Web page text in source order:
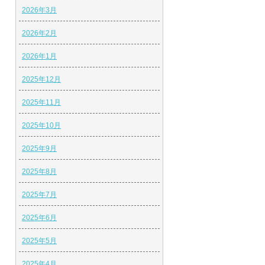
2026年3月
2026年2月
2026年1月
2025年12月
2025年11月
2025年10月
2025年9月
2025年8月
2025年7月
2025年6月
2025年5月